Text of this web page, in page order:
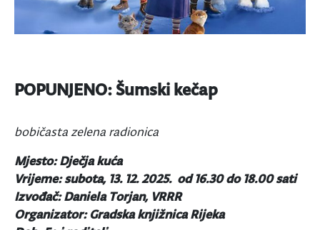
POPUNJENO: Šumski kečap
bobičasta zelena radionica
Mjesto: Dječja kuća
Vrijeme: subota, 13. 12. 2025. od 16.30 do 18.00 sati
Izvođač: Daniela Torjan, VRRR
Organizator: Gradska knjižnica Rijeka